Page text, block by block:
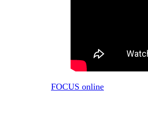
FOCUS online